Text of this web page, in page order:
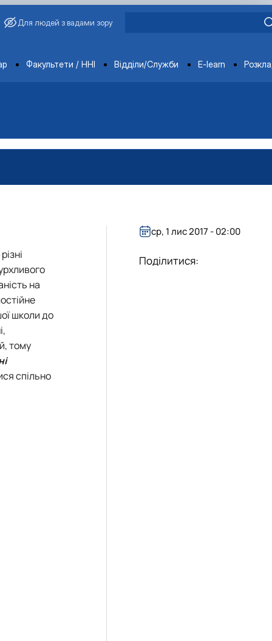
Для людей з вадами зору
Факультети / ННІ Відділи/Служби E-learn
на
школи до
тому
спільно
ср, 1 лис 2017 - 02:00
Поділитися: